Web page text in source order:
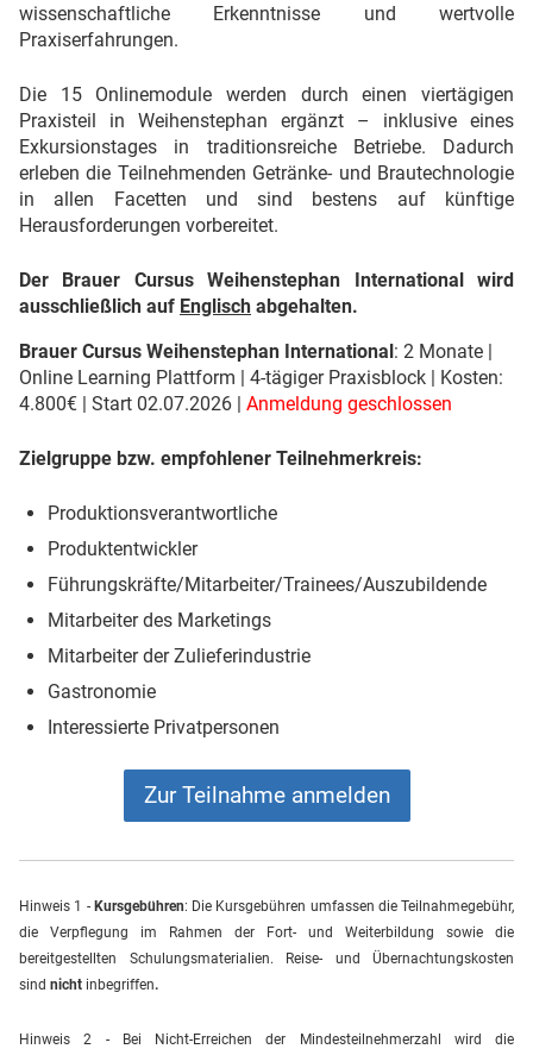
wissenschaftliche Erkenntnisse und wertvolle
Praxiserfahrungen.
Die 15 Onlinemodule werden durch einen viertägigen
Praxisteil in Weihenstephan ergänzt – inklusive eines
Exkursionstages in traditionsreiche Betriebe. Dadurch
erleben die Teilnehmenden Getränke- und Brautechnologie
in allen Facetten und sind bestens auf künftige
Herausforderungen vorbereitet.
Der Brauer Cursus Weihenstephan International wird
ausschließlich auf Englisch abgehalten.
Brauer Cursus Weihenstephan International: 2 Monate |
Online Learning Plattform | 4-tägiger Praxisblock | Kosten:
4.800€ | Start 02.07.2026 | Anmeldung geschlossen
Zielgruppe bzw. empfohlener Teilnehmerkreis:
Produktionsverantwortliche
Produktentwickler
Führungskräfte/Mitarbeiter/Trainees/Auszubildende
Mitarbeiter des Marketings
Mitarbeiter der Zulieferindustrie
Gastronomie
Interessierte Privatpersonen
Zur Teilnahme anmelden
Hinweis 1 - Kursgebühren: Die Kursgebühren umfassen die Teilnahmegebühr,
die Verpflegung im Rahmen der Fort- und Weiterbildung sowie die
bereitgestellten Schulungsmaterialien. Reise- und Übernachtungskosten
sind nicht inbegriffen.
Hinweis 2 - Bei Nicht-Erreichen der Mindesteilnehmerzahl wird die